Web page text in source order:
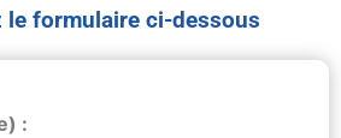
le formulaire ci-dessous
: